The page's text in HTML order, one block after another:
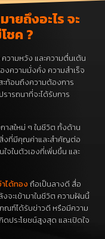
ยถึงอะไร จะ
ชค ?
วามหวัง และความตื่นเต้น
ความมั่งคั่ง ความสำเร็จ
ท้อนถึงความต้องการ
ารถนาที่จะได้รับการ
สใหม่ ๆ ในชีวิต ทั้งด้าน
สิ่งที่มีคุณค่าและสำคัญต่อ
ในตัวเองที่เพิ่มขึ้น และ
ได้ทอง ถือเป็นลางดี สื่อ
จะเข้ามาในชีวิต ความฝันนี้
ณฑ์ได้รับข่าวดี หรือมีความ
ดประโยชน์สูงสุด และเปิดใจ